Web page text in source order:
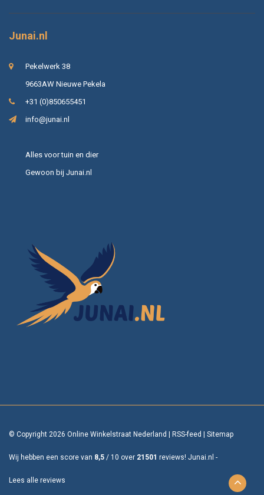
Junai.nl
Pekelwerk 38
9663AW Nieuwe Pekela
+31 (0)850655451
info@junai.nl
Alles voor tuin en dier
Gewoon bij Junai.nl
© Copyright 2026 Online Winkelstraat Nederland RSS-feed Sitemap
Wij hebben een score van 8,5 / 10 over 21501 reviews! Junai.nl -
Lees alle reviews